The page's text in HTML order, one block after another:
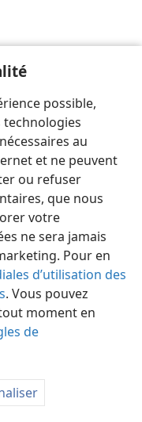
possible,
technologies
au
et ne peuvent
ou refuser
que nous
votre
ne sera jamais
Pour en
d’utilisation des
. Vous pouvez
moment en
de
Society of Pennsylvania
de confidentialité
JW.ORG Se connecter